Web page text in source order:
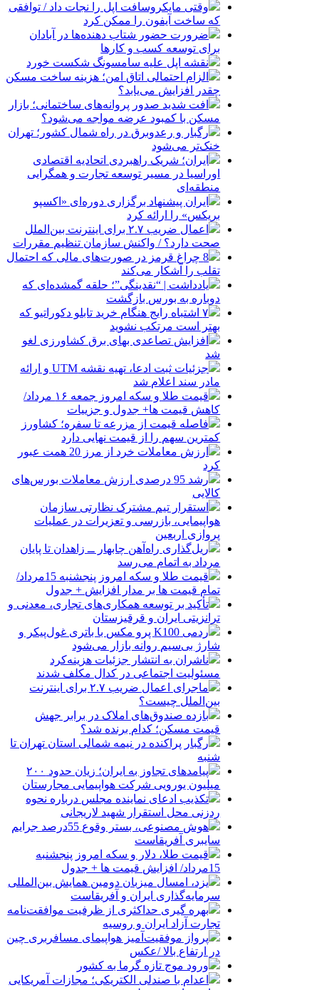
وقتی مایکروسافت اپل را نجات داد / توافقی
که ساخت آیفون را ممکن کرد
ضرورت حضور شتاب ‌دهنده‌ها در آبادان
برای توسعه کسب‌ و کارها
نقشه اپل علیه سامسونگ شکست خورد
الزام احتمالی اتاق امن؛ هزینه ساخت مسکن
چقدر افزایش می‌یابد؟
افت شدید صدور پروانه‌های ساختمانی؛ بازار
مسکن با کمبود عرضه مواجه می‌شود؟
رگبار و رعدوبرق در راه شمال کشور؛ تهران
خنک‌تر می‌شود
ایران؛ شریک راهبردی اتحادیه اقتصادی
اوراسیا در مسیر توسعه تجارت و همگرایی
منطقه‌ای
ایران پیشنهاد برگزاری دوره‌ای «اکسپو
بریکس» را ارائه کرد
اعمال ضریب ۲.۷ برای اینترنت بین‌الملل
صحت دارد؟ / واکنش سازمان تنظیم مقررات
8 چراغ قرمز در صورت‌های مالی که احتمال
تقلب را آشکار می‌کند
یادداشت | “نقدینگی”؛ حلقه گمشده‌ای که
دوباره به بورس بازگشت
۷ اشتباه رایج هنگام خرید تابلو دکوراتیو که
بهتر است مرتکب نشوید
افزایش تصاعدی بهای برق کشاورزی لغو
شد
جزئیات ثبت ادعا، تهیه نقشه UTM و ارائه
مادر سند اعلام شد
قیمت طلا و سکه امروز جمعه ۱۶ مرداد/
کاهش قیمت ها+ جدول و جزییات
فاصله قیمت از مزرعه تا سفره؛ کشاورز
کمترین سهم را از قیمت نهایی دارد
ارزش معاملات خرد از مرز 20 همت عبور
کرد
رشد 95 درصدی ارزش معاملات بورس‌های
کالایی
استقرار تیم مشترک نظارتی سازمان
هواپیمایی، بازرسی و تعزیرات در عملیات
پروازی اربعین
ریل‌گذاری راه‌آهن چابهار ــ زاهدان تا پایان
مرداد به اتمام می‌رسد
قیمت طلا و سکه امروز پنجشنبه 15مرداد/
تمام قیمت ها بر مدار افزایش + جدول
تأکید بر توسعه همکاری‌های تجاری، معدنی و
ترانزیتی ایران و قرقیزستان
ردمی K100 پرو مکس با باتری غول‌پیکر و
شارژ بی‌سیم روانه بازار می‌شود
ناشران به انتشار جزئیات هزینه‌کرد
مسئولیت اجتماعی در کدال مکلف شدند
ماجرای اعمال ضریب ۲.۷ برای اینترنت
بین‌الملل چیست؟
بازده صندوق‌های املاک در برابر جهش
قیمت مسکن؛ کدام برنده شد؟
رگبار پراکنده در نیمه شمالی استان تهران تا
شنبه
پیامدهای تجاوز به ایران؛ زیان حدود ۲۰۰
میلیون یورویی شرکت هواپیمایی مجارستان
تکذیب ادعای نماینده مجلس درباره نحوه
ردزنی محل استقرار شهید لاریجانی
هوش مصنوعی، بستر وقوع 55درصد جرایم
سایبری آفریقاست
قیمت طلا، دلار و سکه امروز پنجشنبه
15مرداد/ افزایش قیمت ها + جدول
یزد، امسال میزبان دومین همایش بین‌المللی
سرمایه‌گذاری ایران و آفریقاست
بهره گیری حداکثری از ظرفیت موافقت‌نامه
تجارت آزاد ایران و روسیه
پرواز موفقیت‌آمیز هواپیمای مسافربری چین
در ارتفاع بالا /عکس
ورود موج تازه گرما به کشور
اعدام با صندلی الکتریکی؛ مجازات آمریکایی